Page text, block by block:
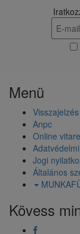
Menü
Visszajelzés
Anpc
Online
Jogi
Általános
Kövess